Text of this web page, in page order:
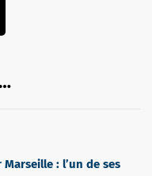
: l’un de ses